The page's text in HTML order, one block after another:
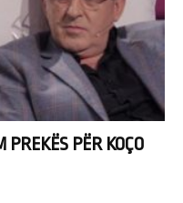
PËR KOÇO